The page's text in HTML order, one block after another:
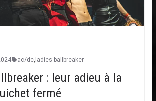
ac/dc, ladies ballbreaker
: leur adieu à la
fermé